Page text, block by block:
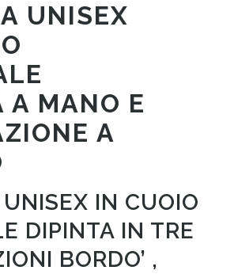
UNISEX
A MANO E
A
IN CUOIO
DIPINTA IN TRE
BORDO’ ,